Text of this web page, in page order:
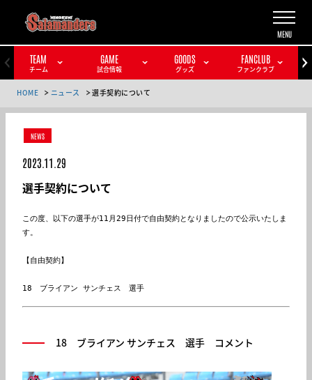
TEAM
チーム
GAME
試合情報
GOODS
グッズ
FANCLUB
ファンクラブ
HOME ニュース 選手契約について
NEWS
2023.11.29
選手契約について
この度、以下の選手が11月29日付で自由契約となりましたので公示いたしま
す。
【自由契約】
18　ブライアン サンチェス　選手
18 ブライアン サンチェス 選手 コメント